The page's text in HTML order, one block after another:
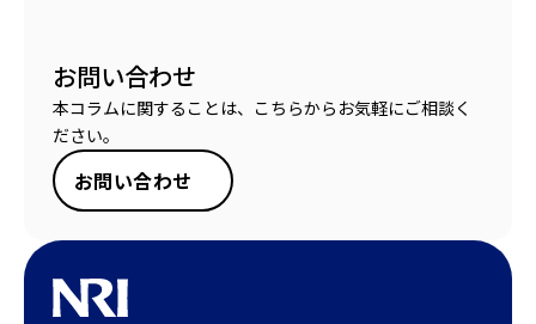
お問い合わせ
本コラムに関することは、こちらからお気軽にご相談く
ださい。
お問い合わせ